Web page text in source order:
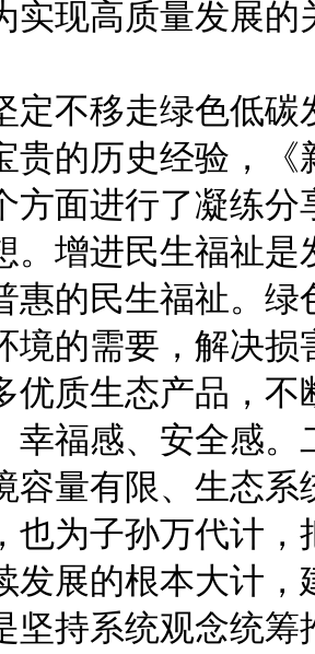
实现高质量发展的
不移走绿色低碳
贵的历史经验，
方面进行了凝练
。增进民生福祉
惠的民生福祉。
境的需要，解决
优质生态产品，
幸福感、安全感
容量有限、生态
也为子孙万代计
发展的根本大计
坚持系统观念统